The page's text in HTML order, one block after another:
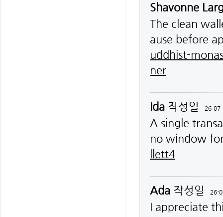
Shavonne
The clean
ause before
uddhist-
ner
Ida 작성일 26-
A single
no window
llett4
Ada 작성일 26-
I appreciate